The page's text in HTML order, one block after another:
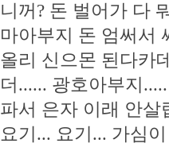
니꺼? 돈 벌어가 다
마아부지 돈 엄써서
올리 신으몬 된다카
더...... 광호아부지
파서 은자 이래 안살
요기... 요기... 가심